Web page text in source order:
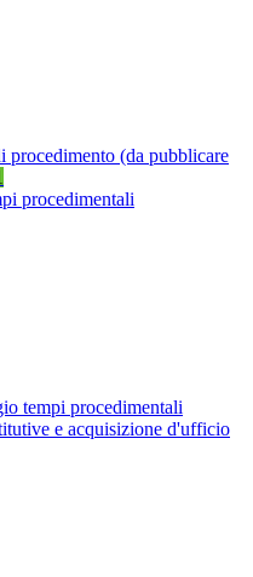
procedimento (da pubblicare
procedimentali
tempi procedimentali
e acquisizione d'ufficio